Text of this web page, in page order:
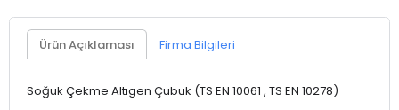
Ürün Açıklaması Firma Bilgileri
Soğuk Çekme Altıgen Çubuk (TS EN 10061 , TS EN 10278)